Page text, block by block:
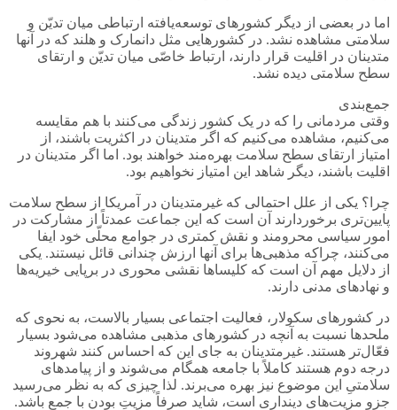
اما در بعضی از دیگر کشورهای توسعه‌یافته ارتباطی میان تدیّن و
سلامتی مشاهده نشد. در کشورهایی مثل دانمارک و هلند که در آنها
متدینان در اقلیت قرار دارند، ارتباط خاصّی میان تدیّن و ارتقای
سطح سلامتی دیده نشد.
جمع‌بندی
وقتی مردمانی را که در یک کشور زندگی می‌کنند با هم مقایسه
می‌کنیم، مشاهده می‌کنیم که اگر متدینان در اکثریت باشند، از
امتیاز ارتقای سطح سلامت بهره‌مند خواهند بود. اما اگر متدینان در
اقلیت باشند، دیگر شاهد این امتیاز نخواهیم بود.
چرا؟ یکی از علل احتمالی که غیرمتدینان در آمریکا از سطح سلامت
پایین‌تری برخوردارند آن است که این جماعت عمدتاً از مشارکت در
امور سیاسی محرومند و نقش کمتری در جوامع محلّی خود ایفا
می‌کنند، چراکه مذهبی‌ها برای آنها ارزش چندانی قائل نیستند. یکی
از دلایل مهم آن است که کلیساها نقشی محوری در برپایی خیریه‌ها
و نهادهای مدنی دارند.
در کشورهای سکولار، فعالیت اجتماعی بسیار بالاست، به نحوی که
ملحدها نسبت به آنچه در کشورهای مذهبی مشاهده می‌شود بسیار
فعّال‌تر هستند. غیرمتدینان به جای این که احساس کنند شهروند
درجه دوم هستند کاملاً با جامعه همگام می‌شوند و از پیامدهای
سلامتیِ این موضوع نیز بهره می‌برند. لذا چیزی که به نظر می‌رسید
جزو مزیت‌های دینداری است، شاید صرفاً مزیتِ بودنِ با جمع باشد.